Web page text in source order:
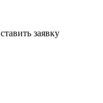
заявку